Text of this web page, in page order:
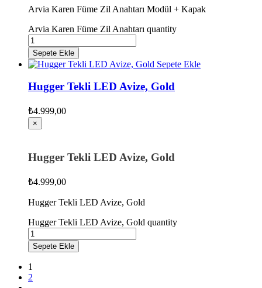
Arvia Karen Füme Zil Anahtarı Modül + Kapak
Arvia Karen Füme Zil Anahtarı quantity
Sepete Ekle
Sepete Ekle
Hugger Tekli LED Avize, Gold
₺4.999,00
×
Hugger Tekli LED Avize, Gold
₺4.999,00
Hugger Tekli LED Avize, Gold
Hugger Tekli LED Avize, Gold quantity
Sepete Ekle
1
2